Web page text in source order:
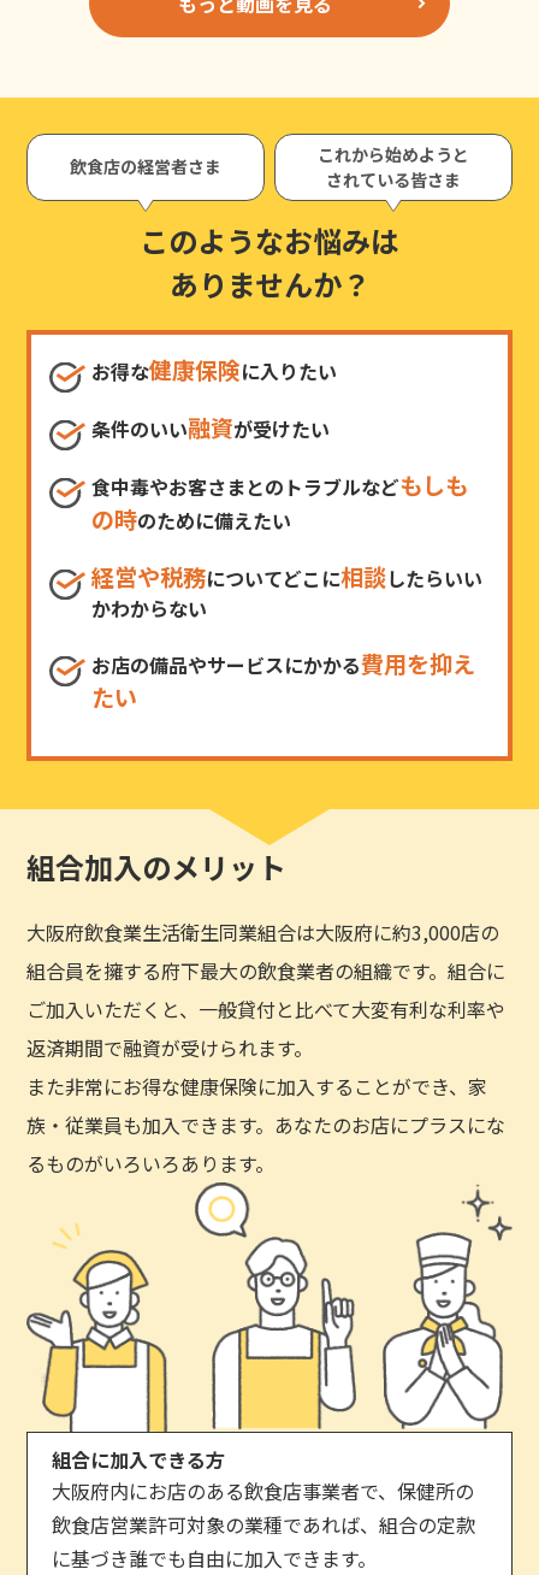
飲食店の経営者さま
これから始めようと
されている皆さま
このようなお悩みは
ありませんか？
お得な健康保険に入りたい
条件のいい融資が受けたい
食中毒やお客さまとのトラブルなどもしも
の時のために備えたい
経営や税務についてどこに相談したらいい
かわからない
お店の備品やサービスにかかる費用を抑え
たい
組合加入のメリット
大阪府飲食業生活衛生同業組合は大阪府に約3,000店の
組合員を擁する府下最大の飲食業者の組織です。組合に
ご加入いただくと、一般貸付と比べて大変有利な利率や
返済期間で融資が受けられます。
また非常にお得な健康保険に加入することができ、家
族・従業員も加入できます。あなたのお店にプラスにな
るものがいろいろあります。
組合に加入できる方
大阪府内にお店のある飲食店事業者で、保健所の
飲食店営業許可対象の業種であれば、組合の定款
に基づき誰でも自由に加入できます。